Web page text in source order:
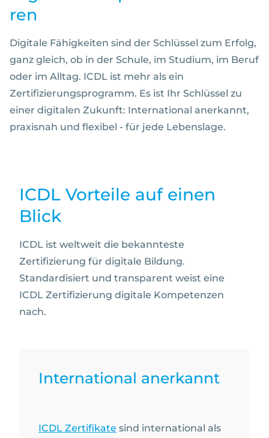
ren
Digitale Fähigkeiten sind der Schlüssel zum Erfolg,
ganz gleich, ob in der Schule, im Studium, im Beruf
oder im Alltag. ICDL ist mehr als ein
Zertifizierungsprogramm. Es ist Ihr Schlüssel zu
einer digitalen Zukunft: International anerkannt,
praxisnah und flexibel - für jede Lebenslage.
ICDL Vorteile auf einen
Blick
ICDL ist weltweit die bekannteste
Zertifizierung für digitale Bildung.
Standardisiert und transparent weist eine
ICDL Zertifizierung digitale Kompetenzen
nach.
International anerkannt
ICDL Zertifikate sind international als